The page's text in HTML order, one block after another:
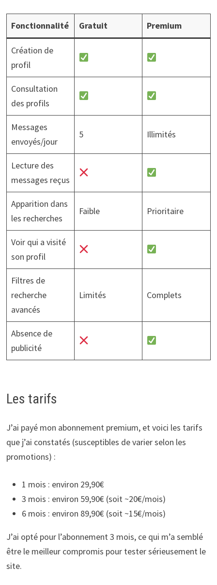
Fonctionnalité Gratuit Premium
Création de
profil
Consultation
des profils
Messages
envoyés/jour
5 Illimités
Lecture des
messages reçus
Apparition dans
les recherches
Faible Prioritaire
Voir qui a visité
son profil
Filtres de
recherche
avancés
Limités Complets
Absence de
publicité
Les tarifs
J’ai payé mon abonnement premium, et voici les tarifs
que j’ai constatés (susceptibles de varier selon les
promotions) :
1 mois : environ 29,90€
3 mois : environ 59,90€ (soit ~20€/mois)
6 mois : environ 89,90€ (soit ~15€/mois)
J’ai opté pour l’abonnement 3 mois, ce qui m’a semblé
être le meilleur compromis pour tester sérieusement le
site.